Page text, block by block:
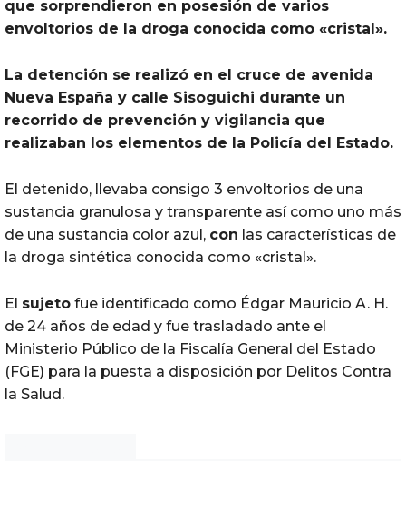
que sorprendieron en posesión de varios
envoltorios de la droga conocida como «cristal».
La detención se realizó en el cruce de avenida
Nueva España y calle Sisoguichi durante un
recorrido de prevención y vigilancia que
realizaban los elementos de la Policía del Estado.
El detenido, llevaba consigo 3 envoltorios de una
sustancia granulosa y transparente así como uno más
de una sustancia color azul, con las características de
la droga sintética conocida como «cristal».
El sujeto fue identificado como Édgar Mauricio A. H.
de 24 años de edad y fue trasladado ante el
Ministerio Público de la Fiscalía General del Estado
(FGE) para la puesta a disposición por Delitos Contra
la Salud.